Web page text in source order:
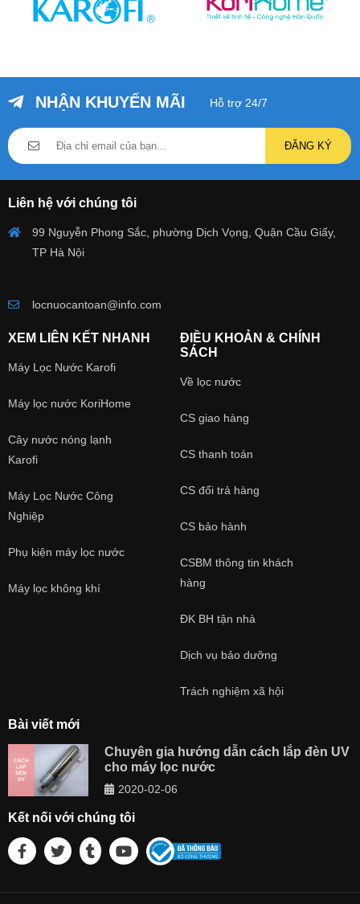
NHẬN KHUYẾN MÃI Hỗ trợ 24/7
ĐĂNG KÝ
Liên hệ với chúng tôi
99 Nguyễn Phong Sắc, phường Dịch Vọng, Quận Cầu Giấy,
TP Hà Nội
locnuocantoan@info.com
XEM LIÊN KẾT NHANH
Máy Lọc Nước Karofi
Máy lọc nước KoriHome
Cây nước nóng lạnh
Karofi
Máy Lọc Nước Công
Nghiệp
Phụ kiện máy lọc nước
Máy lọc không khí
ĐIỀU KHOẢN & CHÍNH
SÁCH
Về lọc nước
CS giao hàng
CS thanh toán
CS đổi trả hàng
CS bảo hành
CSBM thông tin khách
hàng
ĐK BH tận nhà
Dịch vụ bảo dưỡng
Trách nghiệm xã hội
Bài viết mới
Chuyên gia hướng dẫn cách lắp đèn UV
cho máy lọc nước
2020-02-06
Kết nối với chúng tôi